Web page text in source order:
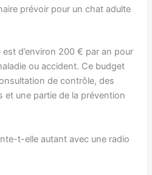
prévoir pour un chat adulte
d’environ 200 € par an pour
ou accident. Ce budget
de contrôle, des
et une partie de la prévention
t-elle autant avec une radio